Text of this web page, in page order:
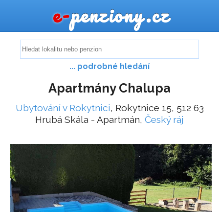
e-penziony.cz
... podrobné hledání
Apartmány Chalupa
Ubytování v Rokytnici, Rokytnice 15, 512 63
Hrubá Skála - Apartmán, Český ráj